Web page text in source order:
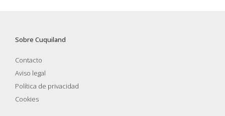
Sobre Cuquiland
Contacto
Aviso legal
Política de privacidad
Cookies